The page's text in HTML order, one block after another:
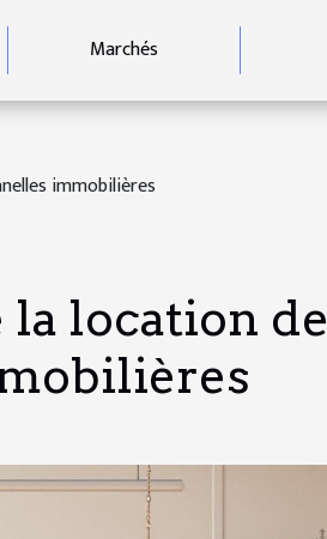
Marchés
immobilières
location de